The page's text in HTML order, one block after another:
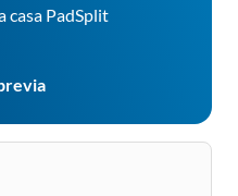
casa PadSplit